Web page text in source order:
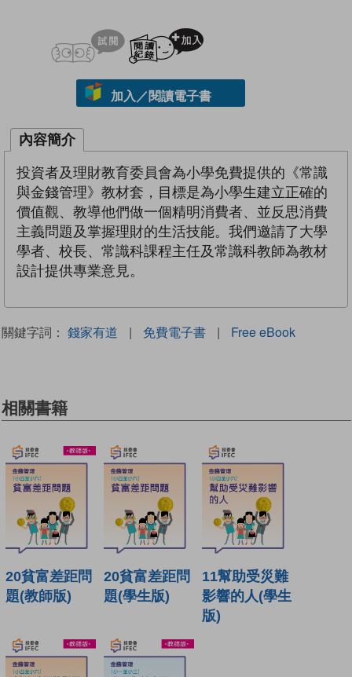
試閲
加入／閱讀電子書
內容簡介
投資者及理財教育委員會為小學免費提供的《常識
與金錢管理》教材套，目標是為小學生建立正確的
價值觀、教導他們做一個精明消費者、並反思消費
主義問題及掌握理財的生活技能。我們邀請了大學
學者、校長、常識科課程主任及常識科教師為教材
設計提供專業意見。
關鍵字詞： 錢家有道 | 免費電子書 | Free eBook
相關書籍
20貧富差距問
題(教師版)
20貧富差距問
題(學生版)
11幫助受災難
影響的人(學生
版)